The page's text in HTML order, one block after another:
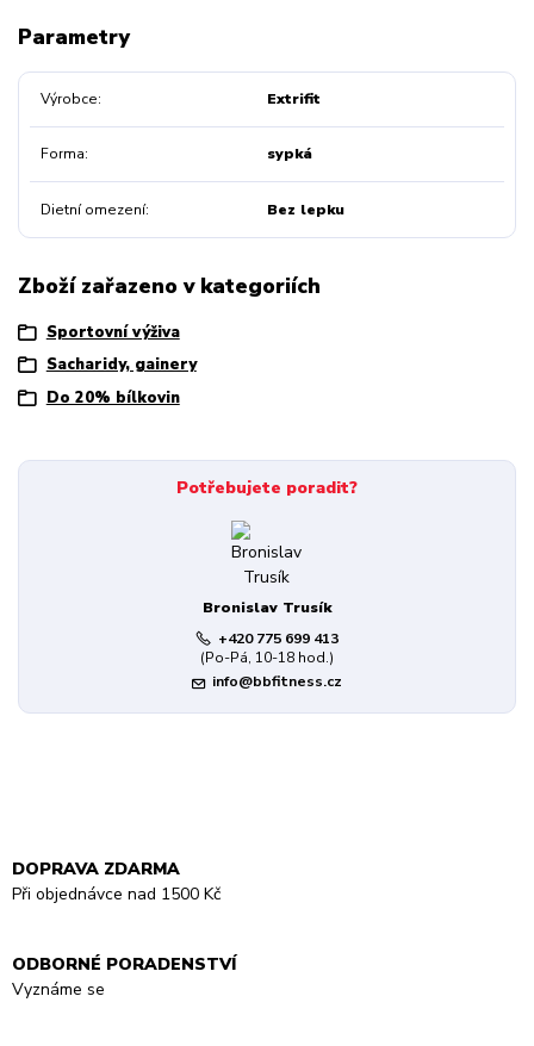
Parametry
Výrobce Extrifit
Forma sypká
Dietní omezení Bez lepku
Zboží zařazeno v kategoriích
Sportovní výživa
Sacharidy, gainery
Do 20% bílkovin
Potřebujete poradit?
Bronislav Trusík
+420 775 699 413
(Po-Pá, 10-18 hod.)
info@bbfitness.cz
DOPRAVA ZDARMA
Při objednávce nad 1500 Kč
ODBORNÉ PORADENSTVÍ
Vyznáme se